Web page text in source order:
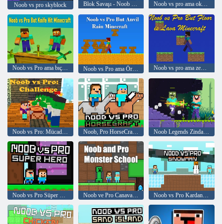
Noob vs pro skyblock Blok Savaşı - Noob vs Pro Noob vs pro ama okçular minecraft
Noob vs Pro ama bıçak Minecraft'a çarptı Noob vs Pro ama Örs Rain Minecraft Noob vs pro ama zemin lav minecraft
Noob vs Pro: Mücadele Noob, Pro HorseCraft'a Karşı Noob Legends Zindan Maceraları
Noob ve Pro Canavar Okulu